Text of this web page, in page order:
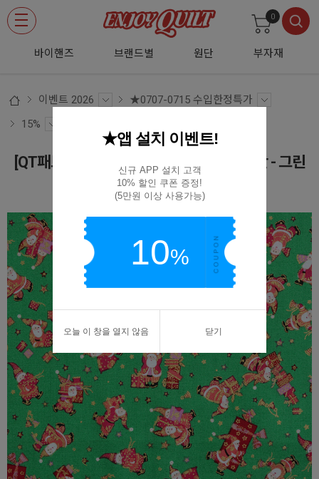
바이핸즈 브랜드별 원단 부자재
0
이벤트 2026
★0707-0715 수입한정특가
15%
[QT패브릭] 크리스마스 26598 프린트원단 - 그린
(D02)1649-26598-G
★앱 설치 이벤트!
신규 APP 설치 고객
10% 할인 쿠폰 증정!
(5만원 이상 사용가능)
10%
오늘 이 창을 열지 않음 닫기